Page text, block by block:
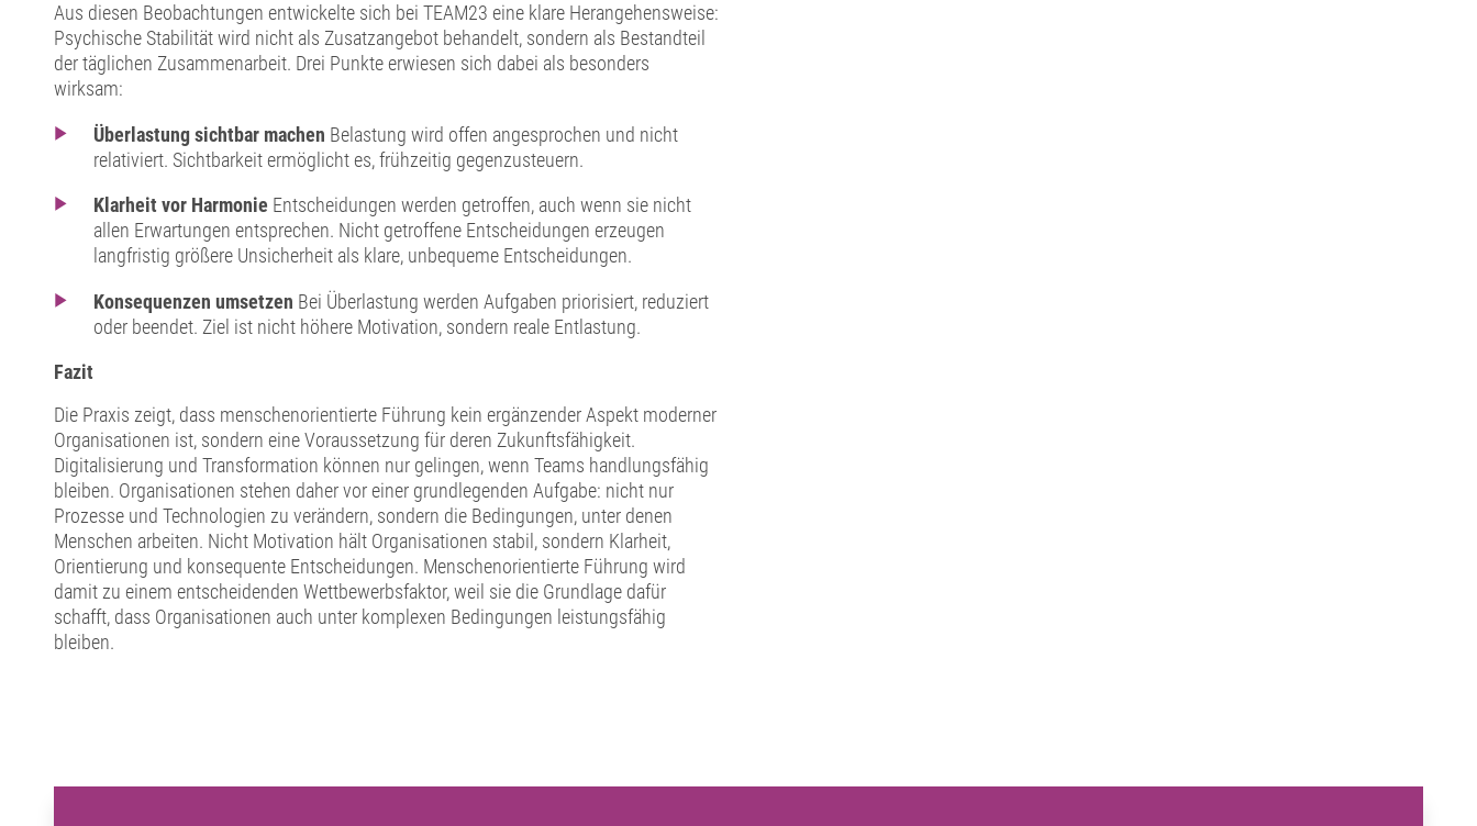
Aus diesen Beobachtungen entwickelte sich bei TEAM23 eine klare Herangehensweise:
Psychische Stabilität wird nicht als Zusatzangebot behandelt, sondern als Bestandteil
der täglichen Zusammenarbeit. Drei Punkte erwiesen sich dabei als besonders
wirksam:
Überlastung sichtbar machen Belastung wird offen angesprochen und nicht
relativiert. Sichtbarkeit ermöglicht es, frühzeitig gegenzusteuern.
Klarheit vor Harmonie Entscheidungen werden getroffen, auch wenn sie nicht
allen Erwartungen entsprechen. Nicht getroffene Entscheidungen erzeugen
langfristig größere Unsicherheit als klare, unbequeme Entscheidungen.
Konsequenzen umsetzen Bei Überlastung werden Aufgaben priorisiert, reduziert
oder beendet. Ziel ist nicht höhere Motivation, sondern reale Entlastung.
Fazit
Die Praxis zeigt, dass menschenorientierte Führung kein ergänzender Aspekt moderner
Organisationen ist, sondern eine Voraussetzung für deren Zukunftsfähigkeit.
Digitalisierung und Transformation können nur gelingen, wenn Teams handlungsfähig
bleiben. Organisationen stehen daher vor einer grundlegenden Aufgabe: nicht nur
Prozesse und Technologien zu verändern, sondern die Bedingungen, unter denen
Menschen arbeiten. Nicht Motivation hält Organisationen stabil, sondern Klarheit,
Orientierung und konsequente Entscheidungen. Menschenorientierte Führung wird
damit zu einem entscheidenden Wettbewerbsfaktor, weil sie die Grundlage dafür
schafft, dass Organisationen auch unter komplexen Bedingungen leistungsfähig
bleiben.